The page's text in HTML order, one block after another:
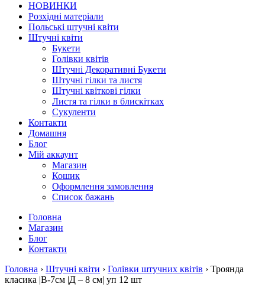
НОВИНКИ
Розхідні матеріали
Польські штучні квіти
Штучні квіти
Букети
Голівки квітів
Штучні Декоративні Букети
Штучні гілки та листя
Штучні квіткові гілки
Листя та гілки в блискітках
Сукуленти
Контакти
Домашня
Блог
Мій аккаунт
Магазин
Кошик
Оформлення замовлення
Список бажань
Головна
Магазин
Блог
Контакти
Головна › Штучні квіти › Голівки штучних квітів › Троянда
класика |В-7см |Д – 8 см| уп 12 шт